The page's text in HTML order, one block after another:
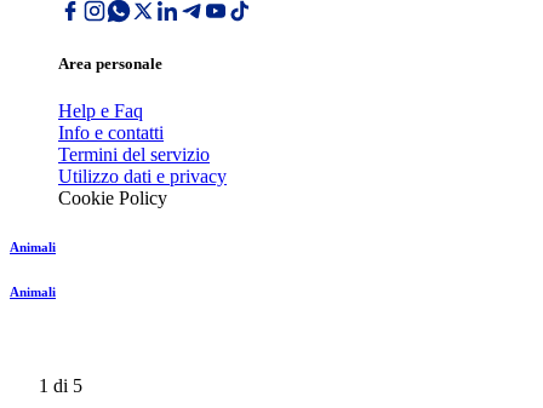
Area personale
Help e Faq
Info e contatti
Termini del servizio
Utilizzo dati e privacy
Cookie Policy
Animali
Animali
1 di 5